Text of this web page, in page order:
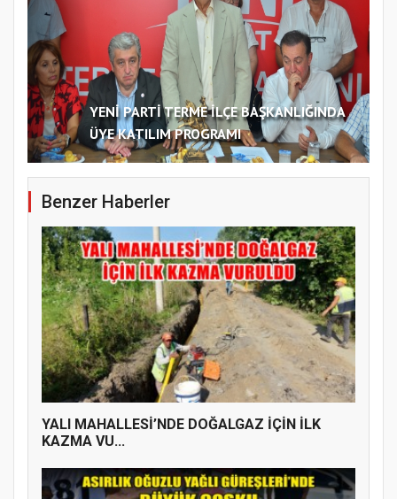
YENİ PARTİ TERME İLÇE BAŞKANLIĞINDA
ÜYE KATILIM PROGRAMI
Benzer Haberler
YALI MAHALLESİ’NDE DOĞALGAZ İÇİN İLK
KAZMA VU...